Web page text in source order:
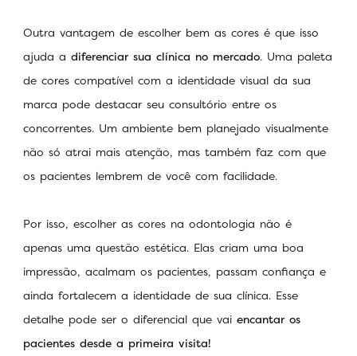
Outra vantagem de escolher bem as cores é que isso
ajuda a diferenciar sua clínica no mercado. Uma paleta
de cores compatível com a identidade visual da sua
marca pode destacar seu consultório entre os
concorrentes. Um ambiente bem planejado visualmente
não só atrai mais atenção, mas também faz com que
os pacientes lembrem de você com facilidade.
Por isso, escolher as cores na odontologia não é
apenas uma questão estética. Elas criam uma boa
impressão, acalmam os pacientes, passam confiança e
ainda fortalecem a identidade de sua clínica. Esse
detalhe pode ser o diferencial que vai encantar os
pacientes desde a primeira visita!